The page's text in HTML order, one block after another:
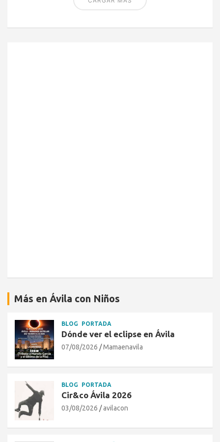
Más en Ávila con Niños
BLOG PORTADA
Dónde ver el eclipse en Ávila
07/08/2026 Mamaenavila
BLOG PORTADA
Cir&co Ávila 2026
03/08/2026 avilacon